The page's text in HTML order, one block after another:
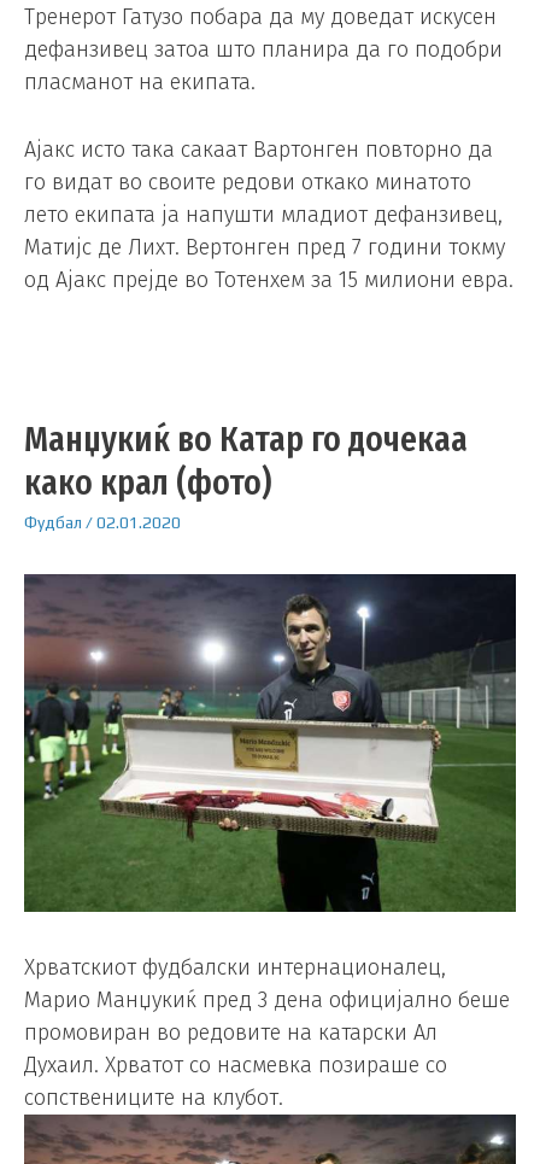
Тренерот Гатузо побара да му доведат искусен
дефанзивец затоа што планира да го подобри
пласманот на екипата.
Ајакс исто така сакаат Вартонген повторно да
го видат во своите редови откако минатото
лето екипата ја напушти младиот дефанзивец,
Матијс де Лихт. Вертонген пред 7 години токму
од Ајакс прејде во Тотенхем за 15 милиони евра.
Манџукиќ во Катар го дочекаа
како крал (фото)
Фудбал /02.01.2020
Хрватскиот фудбалски интернационалец,
Марио Манџукиќ пред 3 дена официјално беше
промовиран во редовите на катарски Ал
Духаил. Хрватот со насмевка позираше со
сопствениците на клубот.